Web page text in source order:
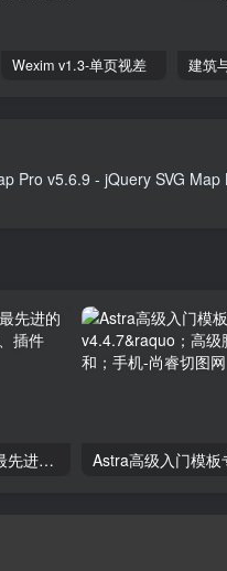
Wexim v1.3-单页视差
Elementor Pro v4.1.0-最先进的网站构建插件；高级脚本、插件和；移动